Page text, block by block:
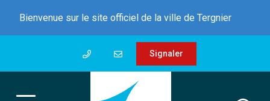
contenu
Bienvenue sur le site officiel de la ville de Tergnier
Signaler